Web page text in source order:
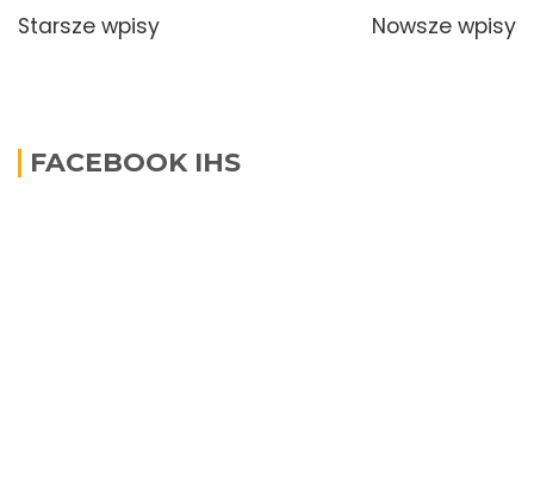
wpisach
Starsze wpisy Nowsze wpisy
FACEBOOK IHS